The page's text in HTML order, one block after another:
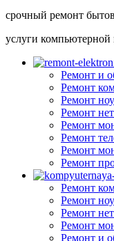
срочный ремонт
услуги
Ремонт и
Ремонт
Ремонт
Ремонт
Ремонт
Ремонт
Ремонт
Ремонт
Ремонт
Ремонт
Ремонт
Ремонт
Ремонт и